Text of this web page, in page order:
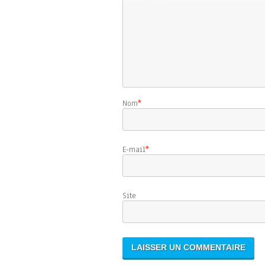
Nom*
E-mail*